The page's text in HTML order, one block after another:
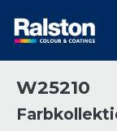
W25210